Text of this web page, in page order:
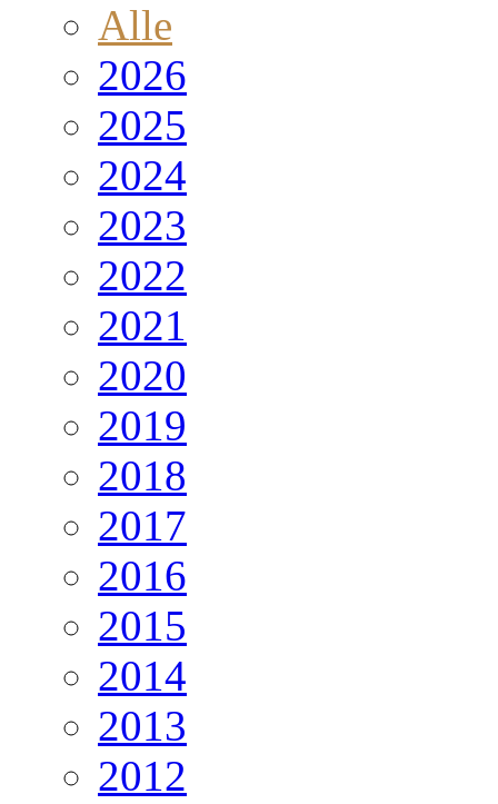
Alle
2026
2025
2024
2023
2022
2021
2020
2019
2018
2017
2016
2015
2014
2013
2012